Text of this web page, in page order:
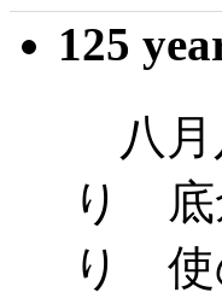
125
八月
り 底
り 使